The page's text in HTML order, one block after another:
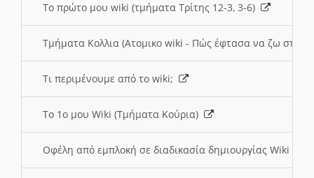
Το πρώτο μου wiki (τμήματα Τρίτης 12-3, 3-6)
Τμήματα Κολλια (Ατομικο wiki - Πώς έφτασα να ζω στην
Τι περιμένουμε από το wiki;
Το 1ο μου Wiki (Τμήματα Κούρια)
Οφέλη από εμπλοκή σε διαδικασία δημιουργίας Wiki